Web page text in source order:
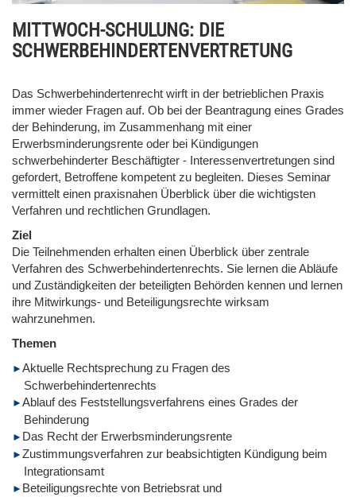
MITTWOCH-SCHULUNG: DIE
SCHWERBEHINDERTENVERTRETUNG
Das Schwerbehindertenrecht wirft in der betrieblichen Praxis
immer wieder Fragen auf. Ob bei der Beantragung eines Grades
der Behinderung, im Zusammenhang mit einer
Erwerbsminderungsrente oder bei Kündigungen
schwerbehinderter Beschäftigter - Interessenvertretungen sind
gefordert, Betroffene kompetent zu begleiten. Dieses Seminar
vermittelt einen praxisnahen Überblick über die wichtigsten
Verfahren und rechtlichen Grundlagen.
Ziel
Die Teilnehmenden erhalten einen Überblick über zentrale
Verfahren des Schwerbehindertenrechts. Sie lernen die Abläufe
und Zuständigkeiten der beteiligten Behörden kennen und lernen
ihre Mitwirkungs- und Beteiligungsrechte wirksam
wahrzunehmen.
Themen
Aktuelle Rechtsprechung zu Fragen des
Schwerbehindertenrechts
Ablauf des Feststellungsverfahrens eines Grades der
Behinderung
Das Recht der Erwerbsminderungsrente
Zustimmungsverfahren zur beabsichtigten Kündigung beim
Integrationsamt
Beteiligungsrechte von Betriebsrat und